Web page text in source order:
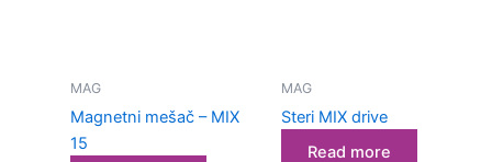
MAG
Magnetni mešač – MIX
15
MAG
Steri MIX drive
Read more